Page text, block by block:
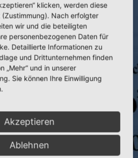
Stabilisation bei
bei inkurablen Wirbelsäulentumoren
Traumatol. 31 (1984)
Hornuf
klicken, werden diese
Nach erfolgter
wir und die beteiligten
personenbezogenen Daten für
Detaillierte Informationen zu
und Drittunternehmen finden
„Mehr“ und in unserer
Sie können Ihre Einwilligung
Akzeptieren
Ablehnen